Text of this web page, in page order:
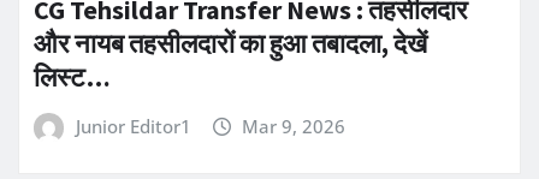
CG Tehsildar Transfer News : तहसीलदार
और नायब तहसीलदारों का हुआ तबादला, देखें
लिस्ट…
Junior Editor1 Mar 9, 2026